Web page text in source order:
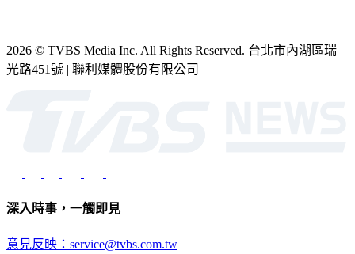
2026 © TVBS Media Inc. All Rights Reserved. 台北市內湖區瑞
光路451號 | 聯利媒體股份有限公司
深入時事，一觸即見
意見反映：service@tvbs.com.tw